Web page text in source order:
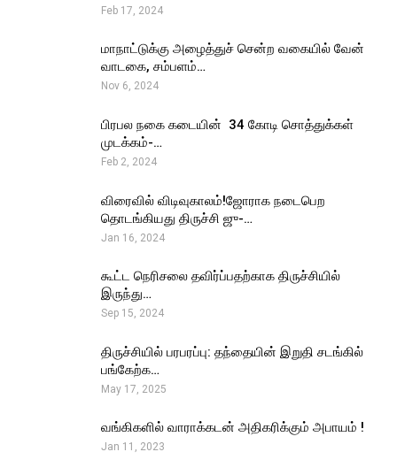
Feb 17, 2024
மாநாட்டுக்கு அழைத்துச் சென்ற வகையில் வேன்
வாடகை, சம்பளம்…
Nov 6, 2024
பிரபல நகை கடையின் ₹ 34 கோடி சொத்துக்கள்
முடக்கம்-…
Feb 2, 2024
விரைவில் விடிவுகாலம்!ஜோராக நடைபெற
தொடங்கியது திருச்சி ஜு-…
Jan 16, 2024
கூட்ட நெரிசலை தவிர்ப்பதற்காக திருச்சியில்
இருந்து…
Sep 15, 2024
திருச்சியில் பரபரப்பு: தந்தையின் இறுதி சடங்கில்
பங்கேற்க…
May 17, 2025
வங்கிகளில் வாராக்கடன் அதிகரிக்கும் அபாயம் !
Jan 11, 2023